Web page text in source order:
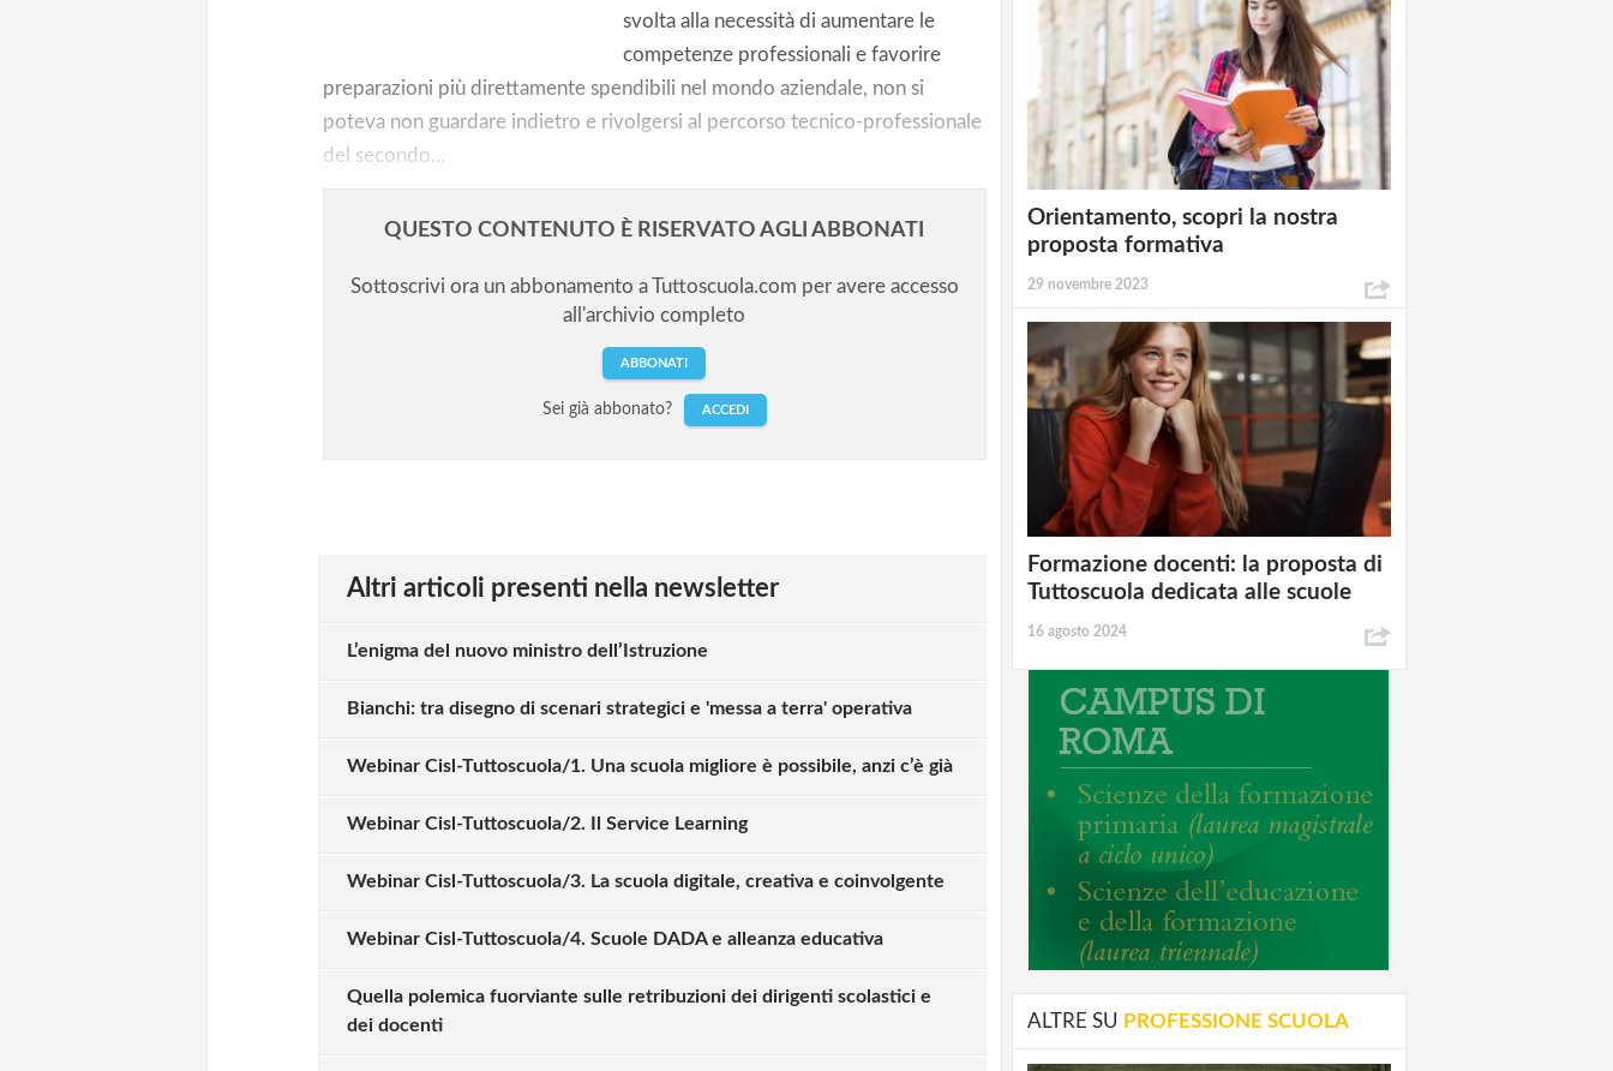
svolta alla necessità di aumentare le
competenze professionali e favorire
preparazioni più direttamente spendibili nel mondo aziendale, non si
poteva non guardare indietro e rivolgersi al percorso tecnico-professionale
del secondo...
QUESTO CONTENUTO È RISERVATO AGLI ABBONATI
Sottoscrivi ora un abbonamento a Tuttoscuola.com per avere accesso
all'archivio completo
ABBONATI
Sei già abbonato? ACCEDI
Altri articoli presenti nella newsletter
L’enigma del nuovo ministro dell’Istruzione
Bianchi: tra disegno di scenari strategici e 'messa a terra' operativa
Webinar Cisl-Tuttoscuola/1. Una scuola migliore è possibile, anzi c’è già
Webinar Cisl-Tuttoscuola/2. Il Service Learning
Webinar Cisl-Tuttoscuola/3. La scuola digitale, creativa e coinvolgente
Webinar Cisl-Tuttoscuola/4. Scuole DADA e alleanza educativa
Quella polemica fuorviante sulle retribuzioni dei dirigenti scolastici e
dei docenti
Orientamento, scopri la nostra
proposta formativa
29 novembre 2023
Formazione docenti: la proposta di
Tuttoscuola dedicata alle scuole
16 agosto 2024
ALTRE SU PROFESSIONE SCUOLA